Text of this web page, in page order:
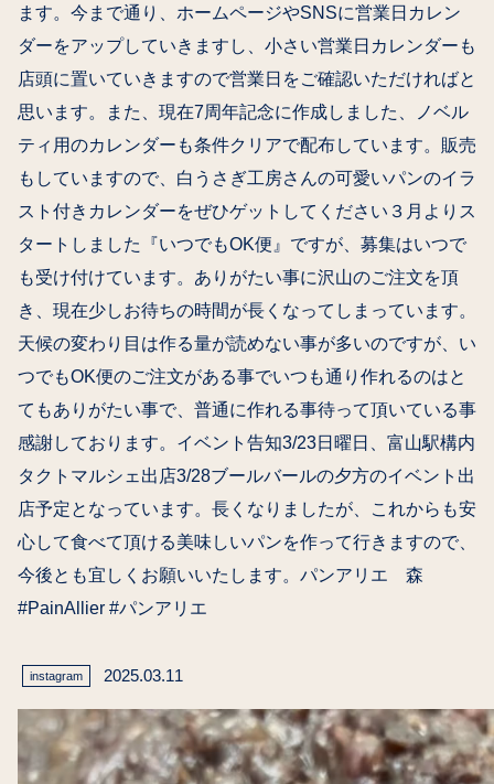
ます。今まで通り、ホームページやSNSに営業日カレン
ダーをアップしていきますし、小さい営業日カレンダーも
店頭に置いていきますので営業日をご確認いただければと
思います。また、現在7周年記念に作成しました、ノベル
ティ用のカレンダーも条件クリアで配布しています。販売
もしていますので、白うさぎ工房さんの可愛いパンのイラ
スト付きカレンダーをぜひゲットしてください️３月よりス
タートしました『いつでもOK便』ですが、募集はいつで
も受け付けています。ありがたい事に沢山のご注文を頂
き、現在少しお待ちの時間が長くなってしまっています。
天候の変わり目は作る量が読めない事が多いのですが、い
つでもOK便のご注文がある事でいつも通り作れるのはと
てもありがたい事で、普通に作れる事待って頂いている事
感謝しております。イベント告知3/23日曜日、富山駅構内
タクトマルシェ出店3/28ブールバールの夕方のイベント出
店予定となっています。長くなりましたが、これからも安
心して食べて頂ける美味しいパンを作って行きますので、
今後とも宜しくお願いいたします。パンアリエ 森
#PainAllier #パンアリエ
instagram 2025.03.11